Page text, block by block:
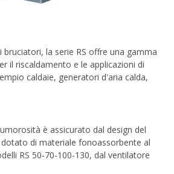
la serie RS offre una gamma
il riscaldamento e le applicazioni di
caldaie, generatori d'aria calda,
è assicurato dal design del
di materiale fonoassorbente al
RS 50-70-100-130, dal ventilatore